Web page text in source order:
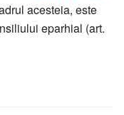
acesteia, este
eparhial (art.